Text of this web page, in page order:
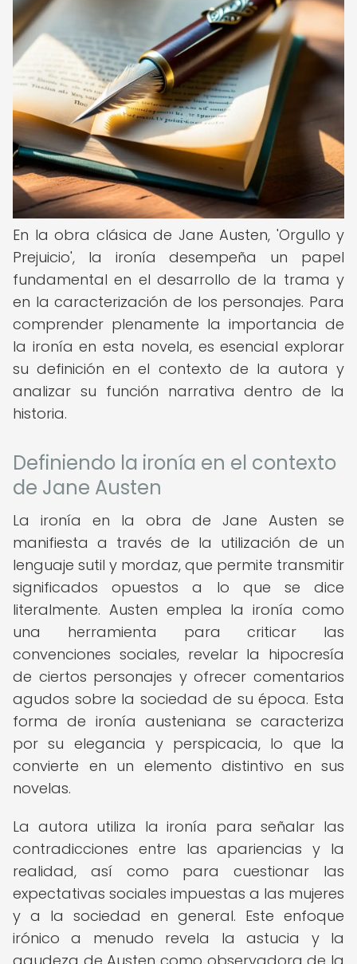
En la obra clásica de Jane Austen, 'Orgullo y
Prejuicio', la ironía desempeña un papel
fundamental en el desarrollo de la trama y
en la caracterización de los personajes. Para
comprender plenamente la importancia de
la ironía en esta novela, es esencial explorar
su definición en el contexto de la autora y
analizar su función narrativa dentro de la
historia.
Definiendo la ironía en el contexto
de Jane Austen
La ironía en la obra de Jane Austen se
manifiesta a través de la utilización de un
lenguaje sutil y mordaz, que permite transmitir
significados opuestos a lo que se dice
literalmente. Austen emplea la ironía como
una herramienta para criticar las
convenciones sociales, revelar la hipocresía
de ciertos personajes y ofrecer comentarios
agudos sobre la sociedad de su época. Esta
forma de ironía austeniana se caracteriza
por su elegancia y perspicacia, lo que la
convierte en un elemento distintivo en sus
novelas.
La autora utiliza la ironía para señalar las
contradicciones entre las apariencias y la
realidad, así como para cuestionar las
expectativas sociales impuestas a las mujeres
y a la sociedad en general. Este enfoque
irónico a menudo revela la astucia y la